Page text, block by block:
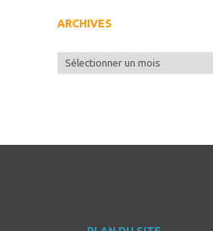
ARCHIVES
Archives